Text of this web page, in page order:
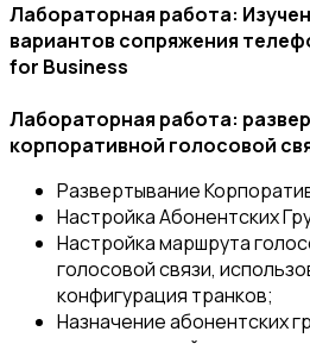
Лабораторная работа:
вариантов сопряжения
for Business
Лабораторная работа:
корпоративной голосовой
Развертывание
Настройка Абонентских
Настройка маршрута
голосовой связи,
конфигурация транков;
Назначение абонентских